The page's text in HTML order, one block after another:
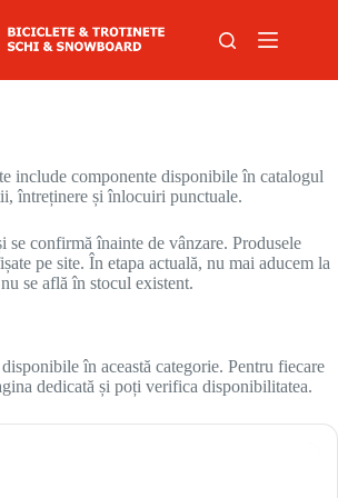
include componente disponibile în catalogul
întreținere și înlocuiri punctuale.
se confirmă înainte de vânzare. Produsele
pe site. În etapa actuală, nu mai aducem la
se află în stocul existent.
în această categorie. Pentru fiecare
dedicată și poți verifica disponibilitatea.